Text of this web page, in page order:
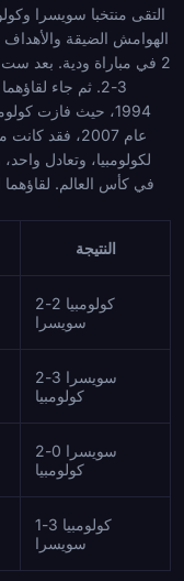
التقى منتخبا سويسرا
3-2. ثم جاء
لكولومبيا، وتعادل
النتيجة
كولومبيا 2-2
سويسرا
سويسرا 3-2
كولومبيا
سويسرا 0-2
كولومبيا
كولومبيا 3-1
سويسرا